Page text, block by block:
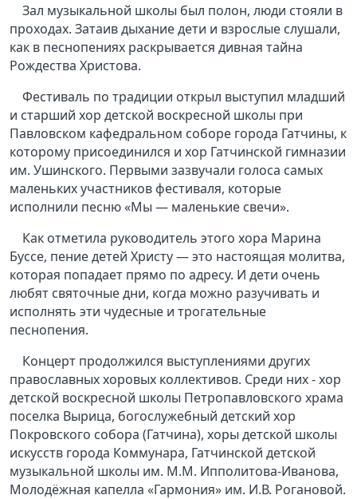
Зал музыкальной школы был полон, люди стояли в
проходах. Затаив дыхание дети и взрослые слушали,
как в песнопениях раскрывается дивная тайна
Рождества Христова.
Фестиваль по традиции открыл выступил младший
и старший хор детской воскресной школы при
Павловском кафедральном соборе города Гатчины, к
которому присоединился и хор Гатчинской гимназии
им. Ушинского. Первыми зазвучали голоса самых
маленьких участников фестиваля, которые
исполнили песню «Мы — маленькие свечи».
Как отметила руководитель этого хора Марина
Буссе, пение детей Христу — это настоящая молитва,
которая попадает прямо по адресу. И дети очень
любят святочные дни, когда можно разучивать и
исполнять эти чудесные и трогательные
песнопения.
Концерт продолжился выступлениями других
православных хоровых коллективов. Среди них - хор
детской воскресной школы Петропавловского храма
поселка Вырица, богослужебный детский хор
Покровского собора (Гатчина), хоры детской школы
искусств города Коммунара, Гатчинской детской
музыкальной школы им. М.М. Ипполитова-Иванова,
Молодёжная капелла «Гармония» им. И.В. Рогановой.